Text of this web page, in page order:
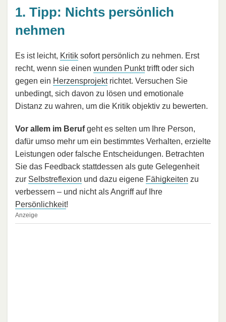
1. Tipp: Nichts persönlich
nehmen
Es ist leicht, Kritik sofort persönlich zu nehmen. Erst
recht, wenn sie einen wunden Punkttrifft oder sich
gegen ein Herzensprojektrichtet. Versuchen Sie
unbedingt, sich davon zu lösen und emotionale
Distanz zu wahren, um die Kritik objektiv zu bewerten.
Vor allem im Berufgeht es selten um Ihre Person,
dafür umso mehr um ein bestimmtes Verhalten, erzielte
Leistungen oder falsche Entscheidungen. Betrachten
Sie das Feedback stattdessen als gute Gelegenheit
zur Selbstreflexion und dazu eigene Fähigkeiten zu
verbessern – und nicht als Angriff auf Ihre
Persönlichkeit!
Anzeige